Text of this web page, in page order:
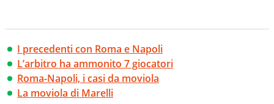
I precedenti con Roma e Napoli
L’arbitro ha ammonito 7 giocatori
Roma-Napoli, i casi da moviola
La moviola di Marelli